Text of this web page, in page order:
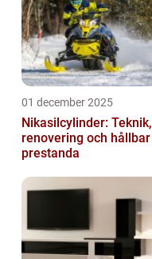
01 december 2025
Nikasilcylinder: Teknik,
renovering och hållbar
prestanda